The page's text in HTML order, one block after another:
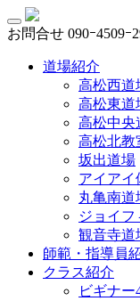
お問合せ 090ｰ4509ｰ
道場紹介
高松西道
高松東道
高松中央
高松北教
坂出道場
アイアイ
丸亀南道
ジョイ
観音寺道
師範・指導員
クラス紹介
ビギナー